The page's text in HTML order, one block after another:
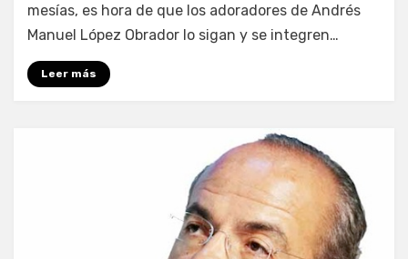
mesías, es hora de que los adoradores de Andrés
Manuel López Obrador lo sigan y se integren…
Leer más